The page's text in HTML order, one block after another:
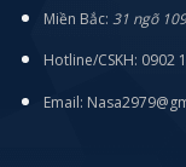
Miền Bắc: 31 ngõ
Hotline/CSKH: 0902
Email: